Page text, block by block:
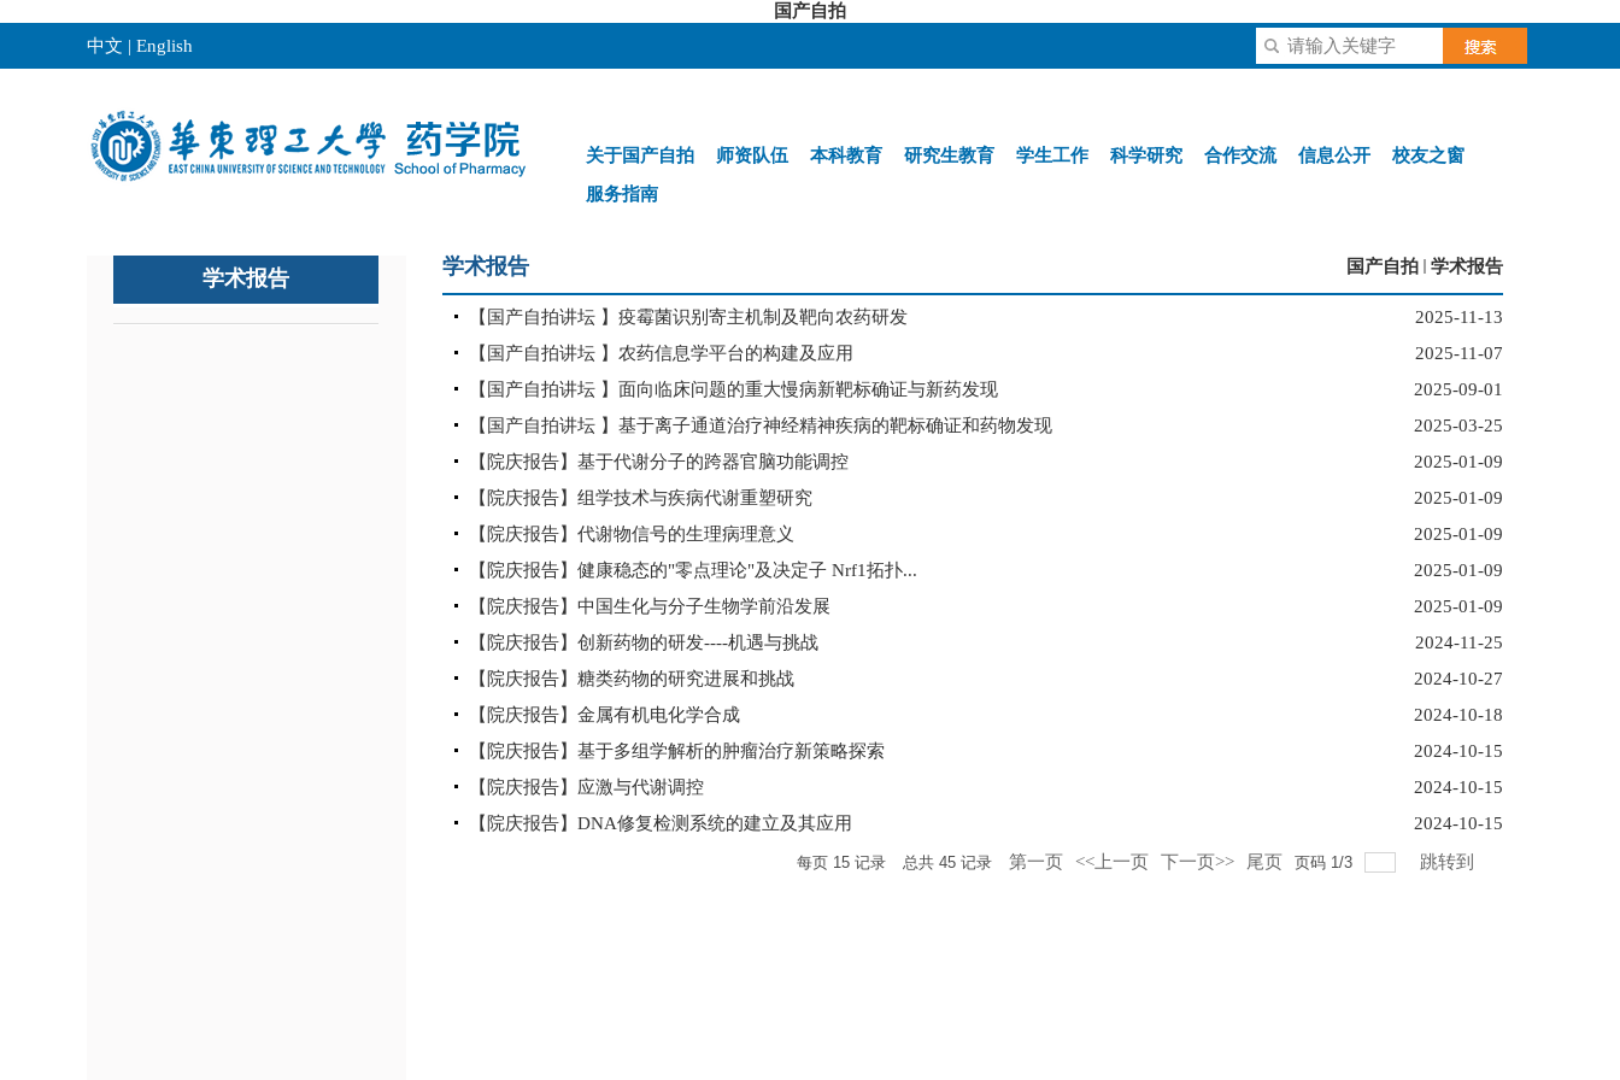
国产自拍
中文 | English
关于国产自拍 师资队伍 本科教育 研究生教育 学生工作 科学研究 合作交流 信息公开
校友之窗
服务指南
学术报告 学术报告 国产自拍 学术报告
【国产自拍讲坛 】疫霉菌识别寄主机制及靶向农药研发
2025-11-13
【国产自拍讲坛 】农药信息学平台的构建及应用
2025-11-07
【国产自拍讲坛 】面向临床问题的重大慢病新靶标确证与新药发现
2025-09-01
【国产自拍讲坛 】基于离子通道治疗神经精神疾病的靶标确证和药物发现
2025-03-25
【院庆报告】基于代谢分子的跨器官脑功能调控
2025-01-09
【院庆报告】组学技术与疾病代谢重塑研究
2025-01-09
【院庆报告】代谢物信号的生理病理意义
2025-01-09
【院庆报告】健康稳态的"零点理论"及决定子 Nrf1拓扑...
2025-01-09
【院庆报告】中国生化与分子生物学前沿发展
2025-01-09
【院庆报告】创新药物的研发----机遇与挑战
2024-11-25
【院庆报告】糖类药物的研究进展和挑战
2024-10-27
【院庆报告】金属有机电化学合成
2024-10-18
【院庆报告】基于多组学解析的肿瘤治疗新策略探索
2024-10-15
【院庆报告】应激与代谢调控
2024-10-15
【院庆报告】DNA修复检测系统的建立及其应用
2024-10-15
每页 15 记录 总共 45 记录 第一页 <<上一页 下一页>> 尾页 页码 1/3 跳转到